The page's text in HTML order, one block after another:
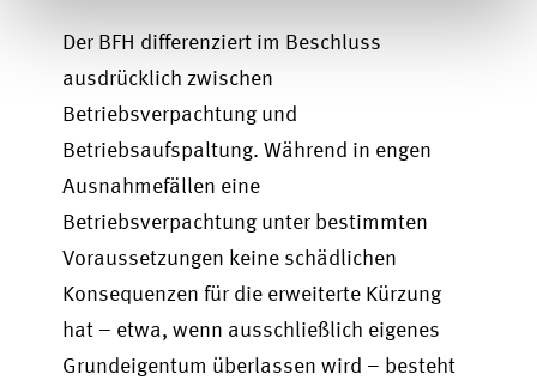
Der BFH differenziert im Beschluss
ausdrücklich zwischen
Betriebsverpachtung und
Betriebsaufspaltung. Während in engen
Ausnahmefällen eine
Betriebsverpachtung unter bestimmten
Voraussetzungen keine schädlichen
Konsequenzen für die erweiterte Kürzung
hat – etwa, wenn ausschließlich eigenes
Grundeigentum überlassen wird – besteht